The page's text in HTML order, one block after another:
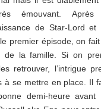
émouvant.
de Star-Lord et
premier épisode, on
de la famille. Si on
retrouver, l’intrigue
à se mettre en place. Il
demi-heure avant